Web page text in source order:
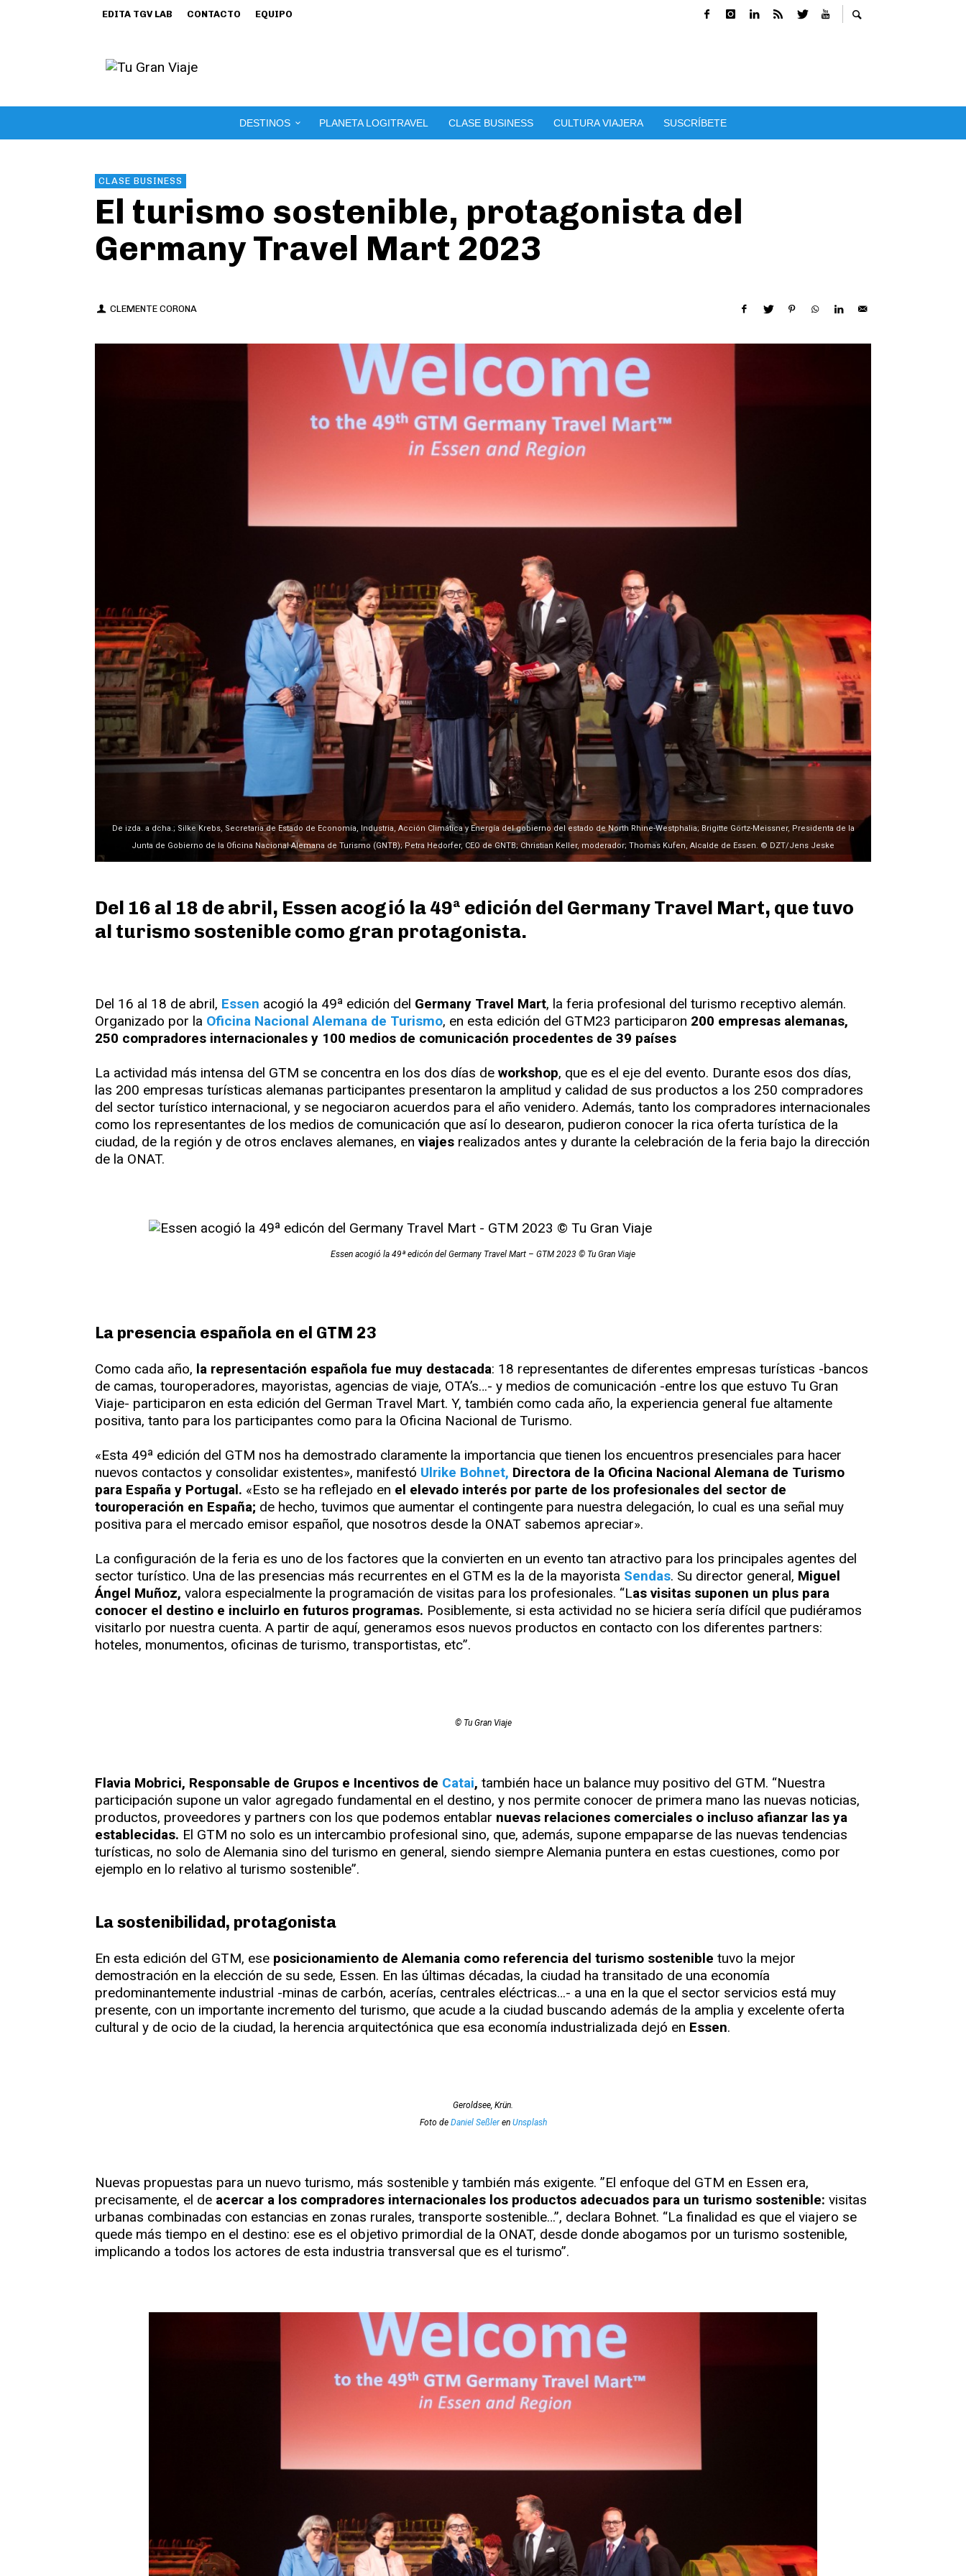
EDITA TGV LAB CONTACTO EQUIPO
DESTINOS PLANETA LOGITRAVEL CLASE BUSINESS CULTURA VIAJERA SUSCRÍBETE
CLASE BUSINESS
El turismo sostenible, protagonista del
Germany Travel Mart 2023
CLEMENTE CORONA
De izda. a dcha.; Silke Krebs, Secretaria de Estado de Economía, Industria, Acción Climática y Energía del gobierno del estado de North Rhine-Westphalia; Brigitte Görtz-Meissner, Presidenta de la
Junta de Gobierno de la Oficina Nacional Alemana de Turismo (GNTB); Petra Hedorfer, CEO de GNTB; Christian Keller, moderador; Thomas Kufen, Alcalde de Essen. © DZT/Jens Jeske
Del 16 al 18 de abril, Essen acogió la 49ª edición del Germany Travel Mart, que tuvo
al turismo sostenible como gran protagonista.
Del 16 al 18 de abril, Essen acogió la 49ª edición del Germany Travel Mart, la feria profesional del turismo receptivo alemán.
Organizado por la Oficina Nacional Alemana de Turismo, en esta edición del GTM23 participaron 200 empresas alemanas,
250 compradores internacionales y 100 medios de comunicación procedentes de 39 países
La actividad más intensa del GTM se concentra en los dos días de workshop, que es el eje del evento. Durante esos dos días,
las 200 empresas turísticas alemanas participantes presentaron la amplitud y calidad de sus productos a los 250 compradores
del sector turístico internacional, y se negociaron acuerdos para el año venidero. Además, tanto los compradores internacionales
como los representantes de los medios de comunicación que así lo desearon, pudieron conocer la rica oferta turística de la
ciudad, de la región y de otros enclaves alemanes, en viajes realizados antes y durante la celebración de la feria bajo la dirección
de la ONAT.
Essen acogió la 49ª edicón del Germany Travel Mart – GTM 2023 © Tu Gran Viaje
La presencia española en el GTM 23
Como cada año, la representación española fue muy destacada: 18 representantes de diferentes empresas turísticas -bancos
de camas, touroperadores, mayoristas, agencias de viaje, OTA’s…- y medios de comunicación -entre los que estuvo Tu Gran
Viaje- participaron en esta edición del German Travel Mart. Y, también como cada año, la experiencia general fue altamente
positiva, tanto para los participantes como para la Oficina Nacional de Turismo.
«Esta 49ª edición del GTM nos ha demostrado claramente la importancia que tienen los encuentros presenciales para hacer
nuevos contactos y consolidar existentes», manifestó Ulrike Bohnet, Directora de la Oficina Nacional Alemana de Turismo
para España y Portugal. «Esto se ha reflejado en el elevado interés por parte de los profesionales del sector de
touroperación en España; de hecho, tuvimos que aumentar el contingente para nuestra delegación, lo cual es una señal muy
positiva para el mercado emisor español, que nosotros desde la ONAT sabemos apreciar».
La configuración de la feria es uno de los factores que la convierten en un evento tan atractivo para los principales agentes del
sector turístico. Una de las presencias más recurrentes en el GTM es la de la mayorista Sendas. Su director general, Miguel
Ángel Muñoz, valora especialmente la programación de visitas para los profesionales. “Las visitas suponen un plus para
conocer el destino e incluirlo en futuros programas. Posiblemente, si esta actividad no se hiciera sería difícil que pudiéramos
visitarlo por nuestra cuenta. A partir de aquí, generamos esos nuevos productos en contacto con los diferentes partners:
hoteles, monumentos, oficinas de turismo, transportistas, etc”.
© Tu Gran Viaje
Flavia Mobrici, Responsable de Grupos e Incentivos de Catai, también hace un balance muy positivo del GTM. “Nuestra
participación supone un valor agregado fundamental en el destino, y nos permite conocer de primera mano las nuevas noticias,
productos, proveedores y partners con los que podemos entablar nuevas relaciones comerciales o incluso afianzar las ya
establecidas. El GTM no solo es un intercambio profesional sino, que, además, supone empaparse de las nuevas tendencias
turísticas, no solo de Alemania sino del turismo en general, siendo siempre Alemania puntera en estas cuestiones, como por
ejemplo en lo relativo al turismo sostenible”.
La sostenibilidad, protagonista
En esta edición del GTM, ese posicionamiento de Alemania como referencia del turismo sostenible tuvo la mejor
demostración en la elección de su sede, Essen. En las últimas décadas, la ciudad ha transitado de una economía
predominantemente industrial -minas de carbón, acerías, centrales eléctricas…- a una en la que el sector servicios está muy
presente, con un importante incremento del turismo, que acude a la ciudad buscando además de la amplia y excelente oferta
cultural y de ocio de la ciudad, la herencia arquitectónica que esa economía industrializada dejó en Essen.
Geroldsee, Krün.
Foto de Daniel Seßleren Unsplash
Nuevas propuestas para un nuevo turismo, más sostenible y también más exigente. ”El enfoque del GTM en Essen era,
precisamente, el de acercar a los compradores internacionales los productos adecuados para un turismo sostenible: visitas
urbanas combinadas con estancias en zonas rurales, transporte sostenible…”, declara Bohnet. “La finalidad es que el viajero se
quede más tiempo en el destino: ese es el objetivo primordial de la ONAT, desde donde abogamos por un turismo sostenible,
implicando a todos los actores de esta industria transversal que es el turismo”.